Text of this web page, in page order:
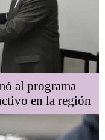
al programa
en la región